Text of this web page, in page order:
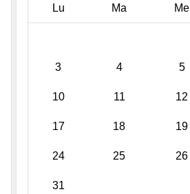
Lu Ma Me
3 4 5
10 11 12
17 18 19
24 25 26
31